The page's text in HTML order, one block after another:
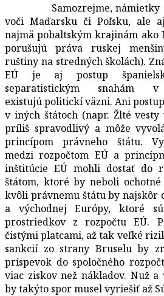
Samozrejme, námietky sa
voči Maďarsku či Poľsku, ale
najmä pobaltským krajinám ako
porušujú práva ruskej
ruštiny na stredných školách).
EÚ je aj postup
separatistickým snahám
existujú politickí väzni. Ani
v iných štátoch (napr. Žlté
príliš spravodlivý a môže
princípom právneho štátu.
medzi rozpočtom EÚ a
inštitúcie EÚ mohli dostať do
štátom, ktoré by neboli
kvôli právnemu štátu by najskôr
a východnej Európy, ktoré
prostriedkov z rozpočtu EÚ.
čistými platcami, až tak veľké
sankcií zo strany Bruselu by
príspevok do spoločného
viac ziskov než nákladov. Nuž a
by takýto spor musel vyriešiť až